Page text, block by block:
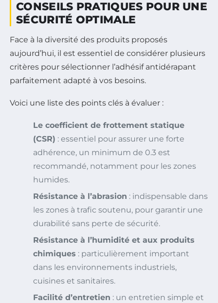
CONSEILS PRATIQUES POUR UNE
SÉCURITÉ OPTIMALE
Face à la diversité des produits proposés
aujourd’hui, il est essentiel de considérer plusieurs
critères pour sélectionner l’adhésif antidérapant
parfaitement adapté à vos besoins.
Voici une liste des points clés à évaluer :
Le coefficient de frottement statique
(CSR) : essentiel pour assurer une forte
adhérence, un minimum de 0.3 est
recommandé, notamment pour les zones
humides.
Résistance à l’abrasion : indispensable dans
les zones à trafic soutenu, pour garantir une
durabilité sans perte de sécurité.
Résistance à l’humidité et aux produits
chimiques : particulièrement important
dans les environnements industriels,
cuisines et sanitaires.
Facilité d’entretien : un entretien simple et